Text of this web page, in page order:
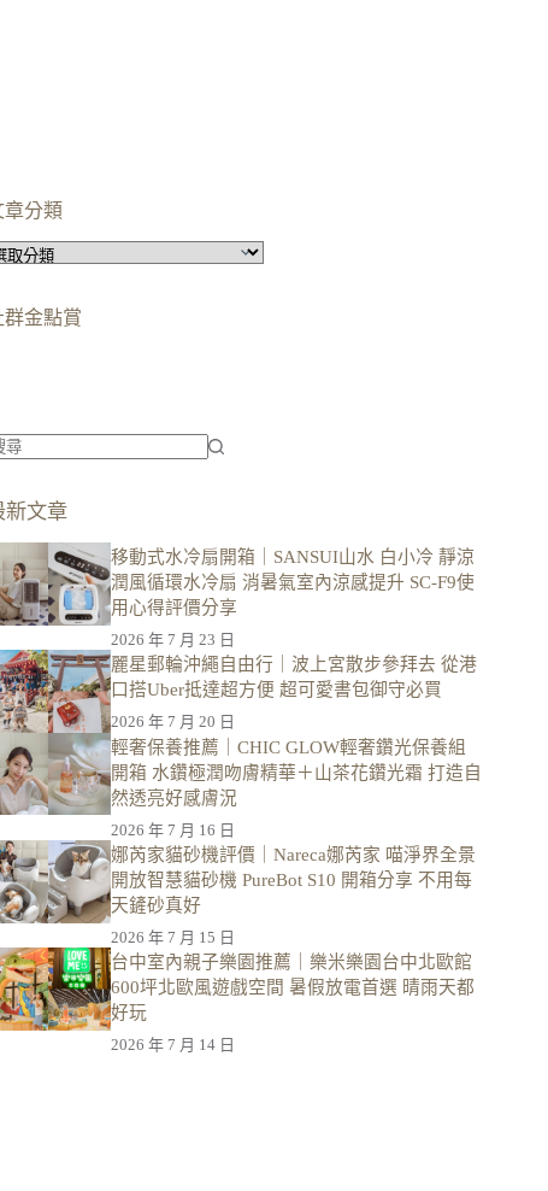
章分類
群金點賞
新文章
移動式水冷扇開箱｜SANSUI山水 白小冷 靜涼
潤風循環水冷扇 消暑氣室內涼感提升 SC-F9使
用心得評價分享
2026 年 7 月 23 日
麗星郵輪沖繩自由行｜波上宮散步參拜去 從港
口搭Uber抵達超方便 超可愛書包御守必買
2026 年 7 月 20 日
輕奢保養推薦｜CHIC GLOW輕奢鑽光保養組
開箱 水鑽極潤吻膚精華＋山茶花鑽光霜 打造自
然透亮好感膚況
2026 年 7 月 16 日
娜芮家貓砂機評價｜Nareca娜芮家 喵淨界全景
開放智慧貓砂機 PureBot S10 開箱分享 不用每
天鏟砂真好
2026 年 7 月 15 日
台中室內親子樂園推薦｜樂米樂園台中北歐館
600坪北歐風遊戲空間 暑假放電首選 晴雨天都
好玩
2026 年 7 月 14 日